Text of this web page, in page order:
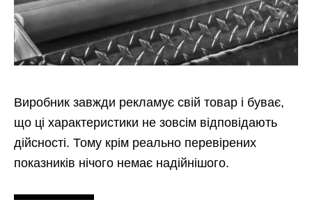
Виробник завжди рекламує свій товар і буває,
що ці характеристики не зовсім відповідають
дійсності. Тому крім реально перевірених
показників нічого немає надійнішого.